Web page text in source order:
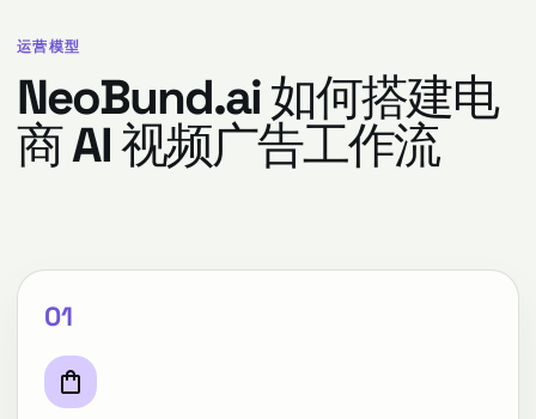
运营模型
NeoBund.ai 如何搭建电
商 AI 视频广告工作流
01
shopping_bag